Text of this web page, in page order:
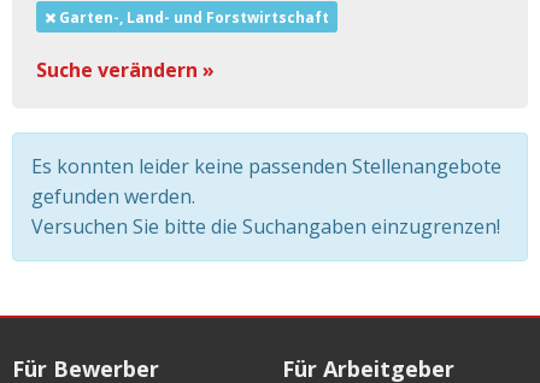
Garten-, Land- und Forstwirtschaft
Suche verändern »
Es konnten leider keine passenden Stellenangebote
gefunden werden.
Versuchen Sie bitte die Suchangaben einzugrenzen!
Für Bewerber Für Arbeitgeber